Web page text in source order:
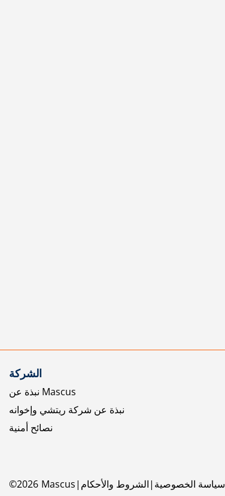
الشركة
نبذة عن Mascus
نبذة عن شركة ريتشي وإخوانه
نصائح أمنية
©2026 Mascus الشروط والأحكام سياسة الخصوصية